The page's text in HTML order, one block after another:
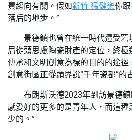
費趨向有關。假如新竹 猛健樂你
落后的地步。”
景德鎮也曾在統一時代遭受
局從頭思慮陶瓷財產的定位，終
傳承和文明創意為標的目的的途
創意街區正從頭界說“千年瓷都”的
布朗斯沃德2023年到訪景德
感愛好的更多的是青年人，而這
少的。”